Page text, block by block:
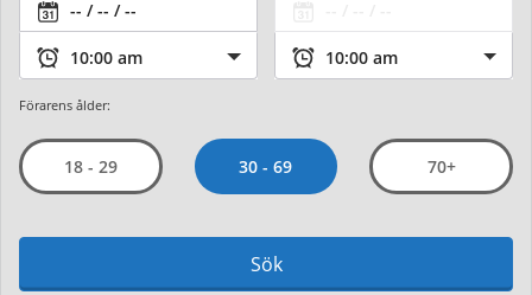
Förarens ålder:
18 - 29 30 - 69 70+
Sök